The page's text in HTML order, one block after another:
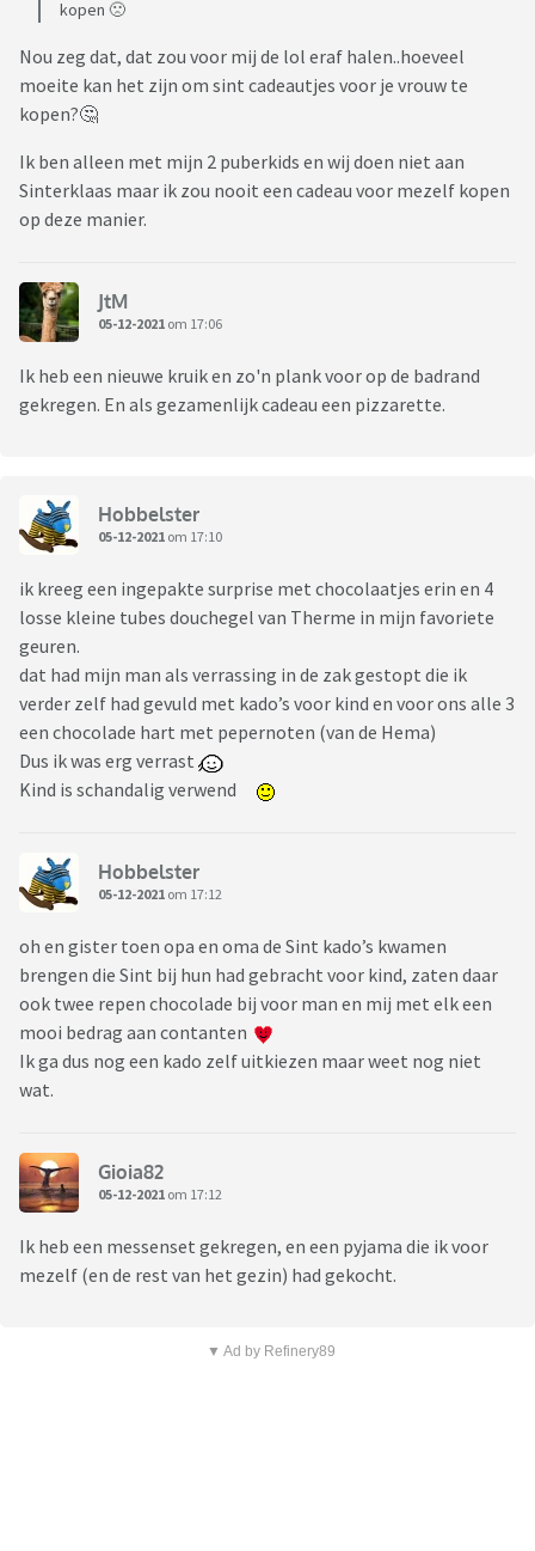
kopen 🙁
Nou zeg dat, dat zou voor mij de lol eraf halen..hoeveel
moeite kan het zijn om sint cadeautjes voor je vrouw te
kopen?🤔
Ik ben alleen met mijn 2 puberkids en wij doen niet aan
Sinterklaas maar ik zou nooit een cadeau voor mezelf kopen
op deze manier.
JtM
05-12-2021 om 17:06
Ik heb een nieuwe kruik en zo'n plank voor op de badrand
gekregen. En als gezamenlijk cadeau een pizzarette.
Hobbelster
05-12-2021 om 17:10
ik kreeg een ingepakte surprise met chocolaatjes erin en 4
losse kleine tubes douchegel van Therme in mijn favoriete
geuren.
dat had mijn man als verrassing in de zak gestopt die ik
verder zelf had gevuld met kado’s voor kind en voor ons alle 3
een chocolade hart met pepernoten (van de Hema)
Dus ik was erg verrast
Kind is schandalig verwend
Hobbelster
05-12-2021 om 17:12
oh en gister toen opa en oma de Sint kado’s kwamen
brengen die Sint bij hun had gebracht voor kind, zaten daar
ook twee repen chocolade bij voor man en mij met elk een
mooi bedrag aan contanten
Ik ga dus nog een kado zelf uitkiezen maar weet nog niet
wat.
Gioia82
05-12-2021 om 17:12
Ik heb een messenset gekregen, en een pyjama die ik voor
mezelf (en de rest van het gezin) had gekocht.
▼ Ad by Refinery89